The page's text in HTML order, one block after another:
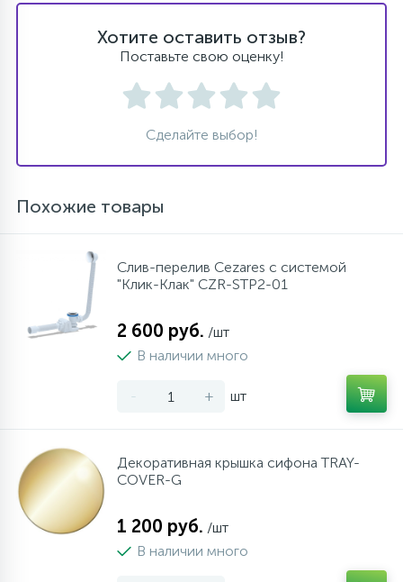
Хотите оставить отзыв?
Поставьте свою оценку!
Сделайте выбор!
Похожие товары
Слив-перелив Cezares с системой
"Клик-Клак" CZR-STP2-01
2 600 руб. /шт
В наличии много
- + шт
Декоративная крышка сифона TRAY-
COVER-G
1 200 руб. /шт
В наличии много